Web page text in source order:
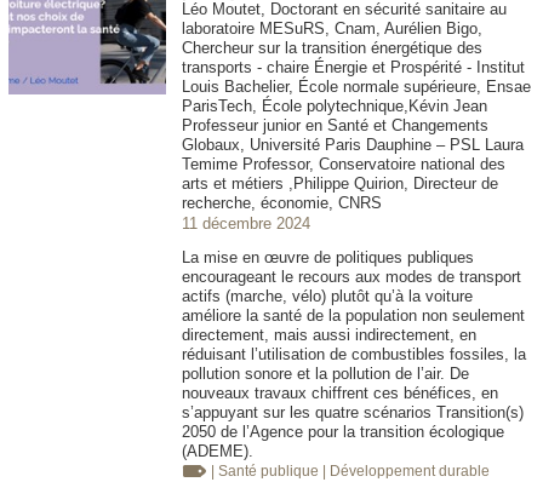
Léo Moutet, Doctorant en sécurité sanitaire au
laboratoire MESuRS, Cnam, Aurélien Bigo,
Chercheur sur la transition énergétique des
transports - chaire Énergie et Prospérité - Institut
Louis Bachelier, École normale supérieure, Ensae
ParisTech, École polytechnique,Kévin Jean
Professeur junior en Santé et Changements
Globaux, Université Paris Dauphine – PSL Laura
Temime Professor, Conservatoire national des
arts et métiers ,Philippe Quirion, Directeur de
recherche, économie, CNRS
11 décembre 2024
La mise en œuvre de politiques publiques
encourageant le recours aux modes de transport
actifs (marche, vélo) plutôt qu’à la voiture
améliore la santé de la population non seulement
directement, mais aussi indirectement, en
réduisant l’utilisation de combustibles fossiles, la
pollution sonore et la pollution de l’air. De
nouveaux travaux chiffrent ces bénéfices, en
s’appuyant sur les quatre scénarios Transition(s)
2050 de l’Agence pour la transition écologique
(ADEME).
| Santé publique | Développement durable